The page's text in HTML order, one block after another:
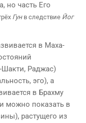
но часть Его
Гунв следствие Йог
в Маха-
Раджас)
эго), а
в Брахму
можно показать в
растущего из